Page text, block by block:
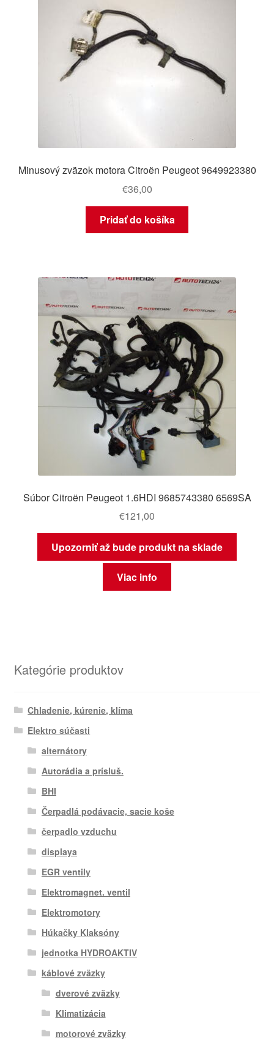
Minusový zväzok motora Citroën Peugeot 9649923380
€36,00
Pridať do košíka
Súbor Citroën Peugeot 1.6HDI 9685743380 6569SA
€121,00
Upozorniť až bude produkt na sklade
Viac info
Kategórie produktov
Chladenie, kúrenie, klíma
Elektro súčasti
alternátory
Autorádia a prísluš.
BHI
Čerpadlá podávacie, sacie koše
čerpadlo vzduchu
displaya
EGR ventily
Elektromagnet. ventil
Elektromotory
Húkačky Klaksóny
jednotka HYDROAKTIV
káblové zväzky
dverové zväzky
Klimatizácia
motorové zväzky